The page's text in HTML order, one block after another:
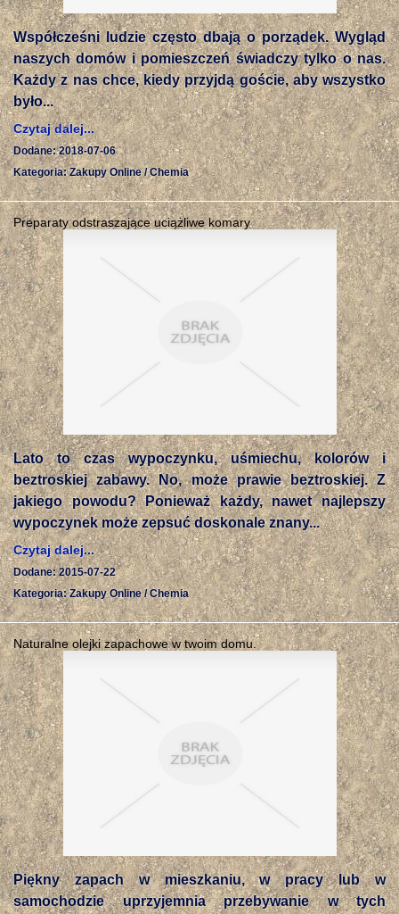
Współcześni ludzie często dbają o porządek. Wygląd
naszych domów i pomieszczeń świadczy tylko o nas.
Każdy z nas chce, kiedy przyjdą goście, aby wszystko
było...
Czytaj dalej...
Dodane: 2018-07-06
Kategoria: Zakupy Online / Chemia
Preparaty odstraszające uciążliwe komary
Lato to czas wypoczynku, uśmiechu, kolorów i
beztroskiej zabawy. No, może prawie beztroskiej. Z
jakiego powodu? Ponieważ każdy, nawet najlepszy
wypoczynek może zepsuć doskonale znany...
Czytaj dalej...
Dodane: 2015-07-22
Kategoria: Zakupy Online / Chemia
Naturalne olejki zapachowe w twoim domu.
Piękny zapach w mieszkaniu, w pracy lub w
samochodzie uprzyjemnia przebywanie w tych